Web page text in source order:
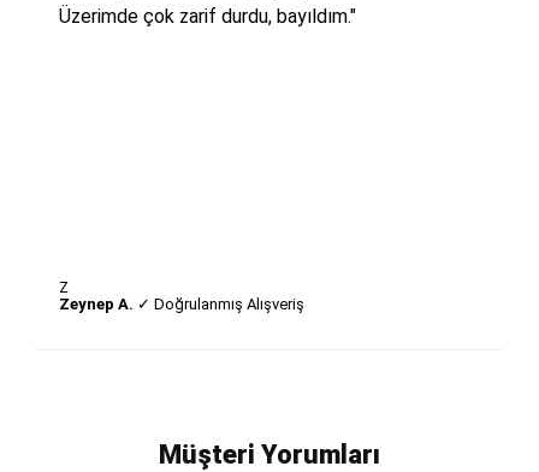
Üzerimde çok zarif durdu, bayıldım."
Z
Zeynep A. ✓ Doğrulanmış Alışveriş
Müşteri Yorumları